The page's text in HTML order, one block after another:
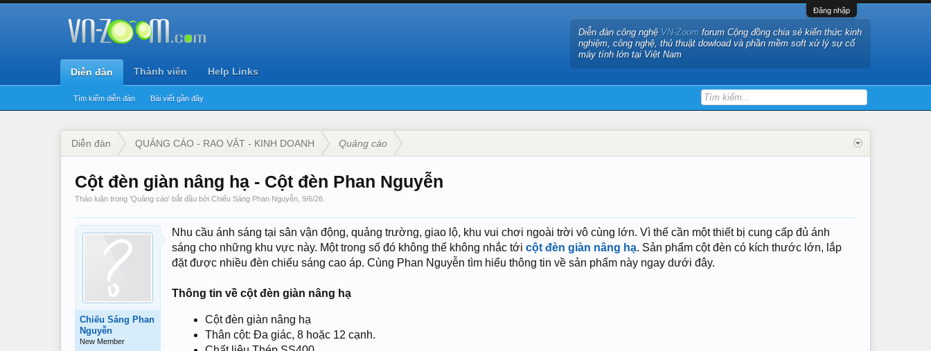
Đăng nhập
Diễn đàn công nghệ VN-Zoom forum Cộng đồng chia sẻ kiến thức kinh
nghiệm, công nghệ, thủ thuật dowload và phần mềm soft xử lý sự cố
máy tính lớn tại Việt Nam
Diễn đàn
Tìm kiếm diễn đàn Bài viết gần đây
Thành viên Help Links
Diễn đàn QUẢNG CÁO - RAO VẶT - KINH DOANH Quảng cáo
Cột đèn giàn nâng hạ - Cột đèn Phan Nguyễn
Thảo luận trong 'Quảng cáo' bắt đầu bởi Chiếu Sáng Phan Nguyễn 9/6/26
Chiếu Sáng Phan
Nguyễn
New Member
Nhu cầu ánh sáng tại sân vận động, quảng trường, giao lộ, khu vui chơi ngoài trời vô cùng lớn. Vì thế cần một thiết bị cung cấp đủ ánh
sáng cho những khu vực này. Một trong số đó không thể không nhắc tới cột đèn giàn nâng hạ. Sản phẩm cột đèn có kích thước lớn, lắp
đặt được nhiều đèn chiếu sáng cao áp. Cùng Phan Nguyễn tìm hiểu thông tin về sản phẩm này ngay dưới đây.
Thông tin về cột đèn giàn nâng hạ
Cột đèn giàn nâng hạ
Thân cột: Đa giác, 8 hoặc 12 cạnh.